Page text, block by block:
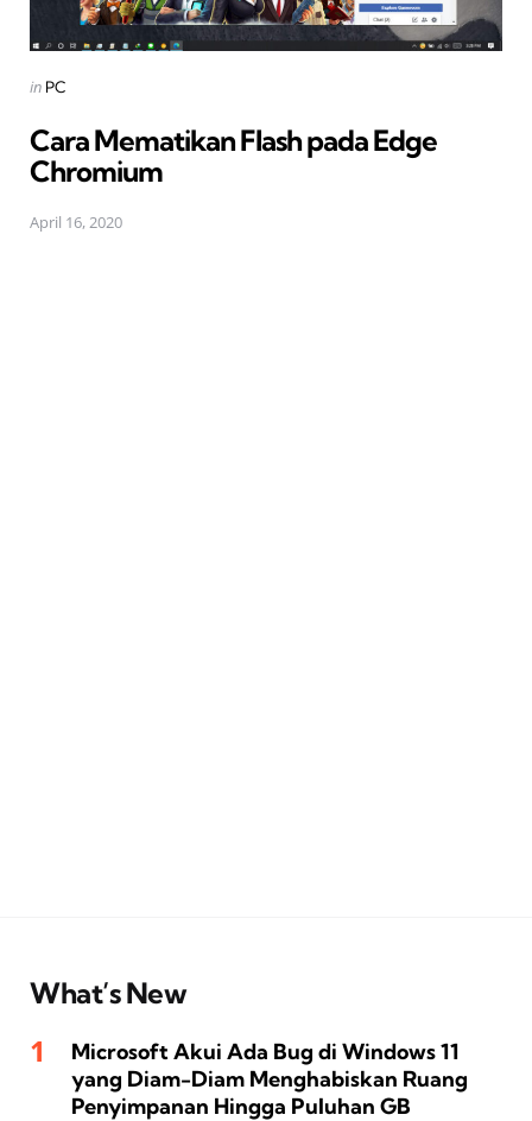
Posted
in PC
Cara Mematikan Flash pada Edge
Chromium
April 16, 2020
What’s New
Microsoft Akui Ada Bug di Windows 11
yang Diam-Diam Menghabiskan Ruang
Penyimpanan Hingga Puluhan GB